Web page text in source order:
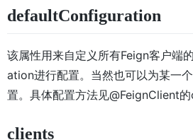
defaultConfiguration
该属性用来自定义所有Feign客户端
ation进行配置。当然也可以为某一
置。具体配置方法见@FeignClient
clients